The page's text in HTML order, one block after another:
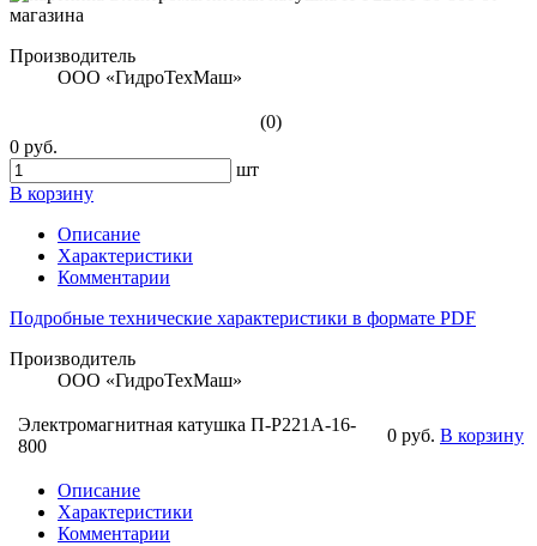
Производитель
ООО «ГидроТехМаш»
(0)
0 руб.
шт
В корзину
Описание
Характеристики
Комментарии
Подробные технические характеристики в формате PDF
Производитель
ООО «ГидроТехМаш»
Электромагнитная катушка П-Р221А-16-
800
0 руб. В корзину
Описание
Характеристики
Комментарии